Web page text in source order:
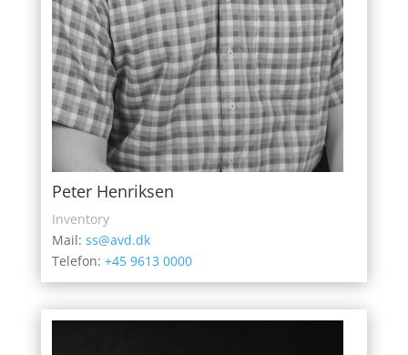
Peter Henriksen
Inventory
Mail: ss@avd.dk
Telefon: +45 9613 0000